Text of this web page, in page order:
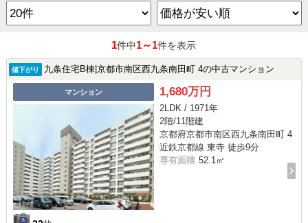
1件中1～1件を表示
値下がり 九条住宅B棟|京都市南区西九条南田町 4の中古マンション
マンション 1,680万円
2LDK / 1971年
2階/11階建
京都府京都市南区西九条南田町 4
近鉄京都線 東寺 徒歩9分
専有面積 52.1㎡